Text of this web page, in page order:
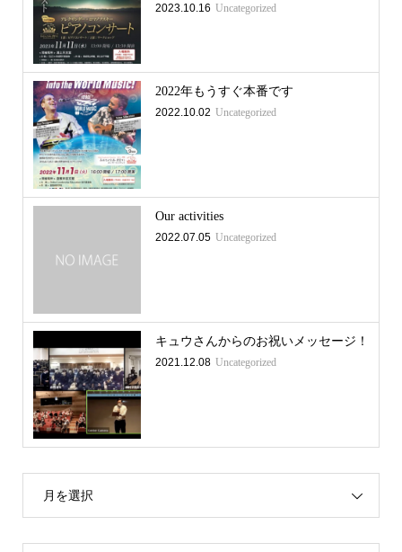
2023.10.16 Uncategorized
2022年もうすぐ本番です
2022.10.02 Uncategorized
Our activities
2022.07.05 Uncategorized
キュウさんからのお祝いメッセージ！
2021.12.08 Uncategorized
月を選択